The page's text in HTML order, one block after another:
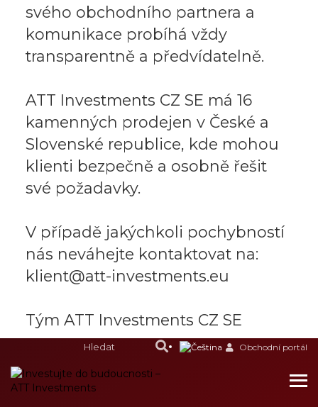
svého obchodního partnera a
komunikace probíhá vždy
transparentně a předvídatelně.
ATT Investments CZ SE má 16
kamenných prodejen v České a
Slovenské republice, kde mohou
klienti bezpečně a osobně řešit
své požadavky.
V případě jakýchkoli pochybností
nás neváhejte kontaktovat na:
klient@att-investments.eu
Tým ATT Investments CZ SE
Obchodní portál